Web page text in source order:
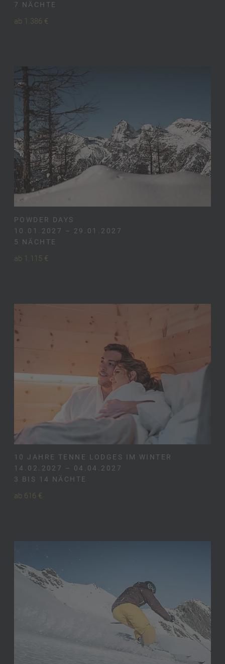
7 NÄCHTE
ab 1.386 €
POWDER DAYS
10.01.2027 – 29.01.2027
5 NÄCHTE
ab 1.115 €
10 JAHRE TENNE LODGES IM WINTER
14.02.2027 – 04.04.2027
3 BIS 14 NÄCHTE
ab 616 €